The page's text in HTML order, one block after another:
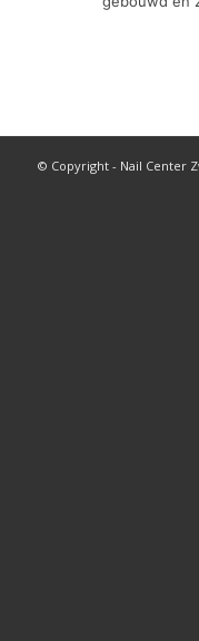
© Copyright - Nail Center